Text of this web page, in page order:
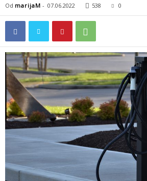
Od marijaM - 07.06.2022 538 0